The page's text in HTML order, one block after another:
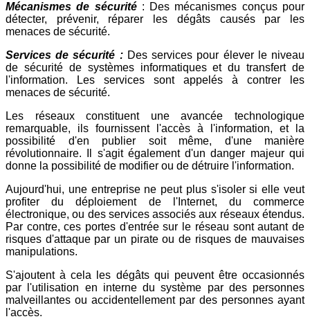
Mécanismes de sécurité: Des mécanismes conçus pour
détecter, prévenir, réparer les dégâts causés par les
menaces de sécurité.
Services de sécurité :Des services pour élever le niveau
de sécurité de systèmes informatiques et du transfert de
l'information. Les services sont appelés à contrer les
menaces de sécurité.
Les réseaux constituent une avancée technologique
remarquable, ils fournissent l'accès à l'information, et la
possibilité d'en publier soit même, d'une manière
révolutionnaire. Il s'agit également d'un danger majeur qui
donne la possibilité de modifier ou de détruire l'information.
Aujourd'hui, une entreprise ne peut plus s'isoler si elle veut
profiter du déploiement de l'Internet, du commerce
électronique, ou des services associés aux réseaux étendus.
Par contre, ces portes d'entrée sur le réseau sont autant de
risques d'attaque par un pirate ou de risques de mauvaises
manipulations.
S'ajoutent à cela les dégâts qui peuvent être occasionnés
par l'utilisation en interne du système par des personnes
malveillantes ou accidentellement par des personnes ayant
l'accès.